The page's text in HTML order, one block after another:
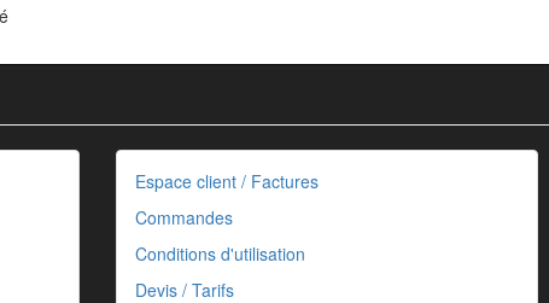
Espace client / Factures
Commandes
Conditions d'utilisation
Devis / Tarifs